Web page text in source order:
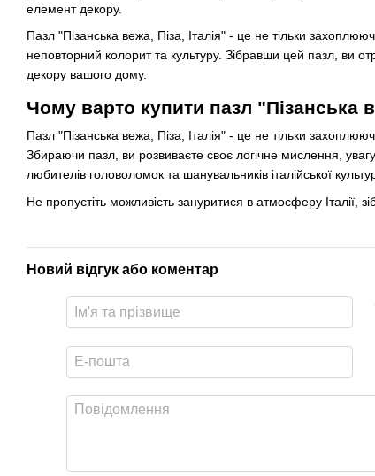
елемент декору.
Пазл "Пізанська вежа, Піза, Італія" - це не тільки
неповторний колорит та культуру. Зібравши цей пазл, ви
декору вашого дому.
Чому варто купити пазл "Пізанська
Пазл "Пізанська вежа, Піза, Італія" - це не тільки
Збираючи пазл, ви розвиваєте своє логічне мислення,
любителів головоломок та шанувальників італійської
Не пропустіть можливість зануритися в атмосферу Італії,
Новий відгук або коментар